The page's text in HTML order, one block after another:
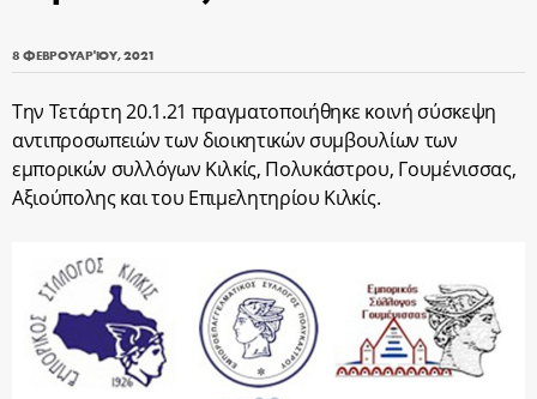
8 ΦΕΒΡΟΥΑΡΊΟΥ, 2021
Την Τετάρτη 20.1.21 πραγματοποιήθηκε κοινή σύσκεψη
αντιπροσωπειών των διοικητικών συμβουλίων των
εμπορικών συλλόγων Κιλκίς, Πολυκάστρου, Γουμένισσας,
Αξιούπολης και του Επιμελητηρίου Κιλκίς.